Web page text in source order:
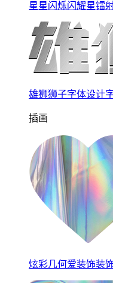
星星闪烁闪耀星镭
雄狮狮子字体设计
插画
炫彩几何爱装饰装